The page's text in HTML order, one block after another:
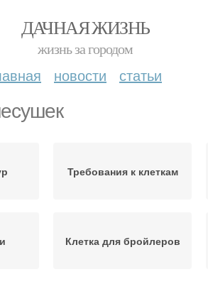
ДАЧНАЯ ЖИЗНЬ
жизнь за городом
новости статьи
Требования к клеткам
Клетка для бройлеров